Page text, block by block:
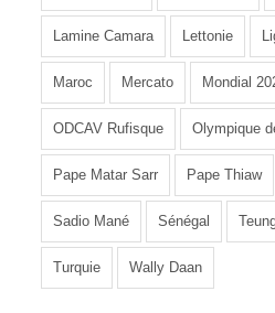
Lamine Camara Lettonie
Maroc Mercato Mondial
ODCAV Rufisque Olympique
Pape Matar Sarr Pape Thiaw
Sadio Mané Sénégal
Turquie Wally Daan